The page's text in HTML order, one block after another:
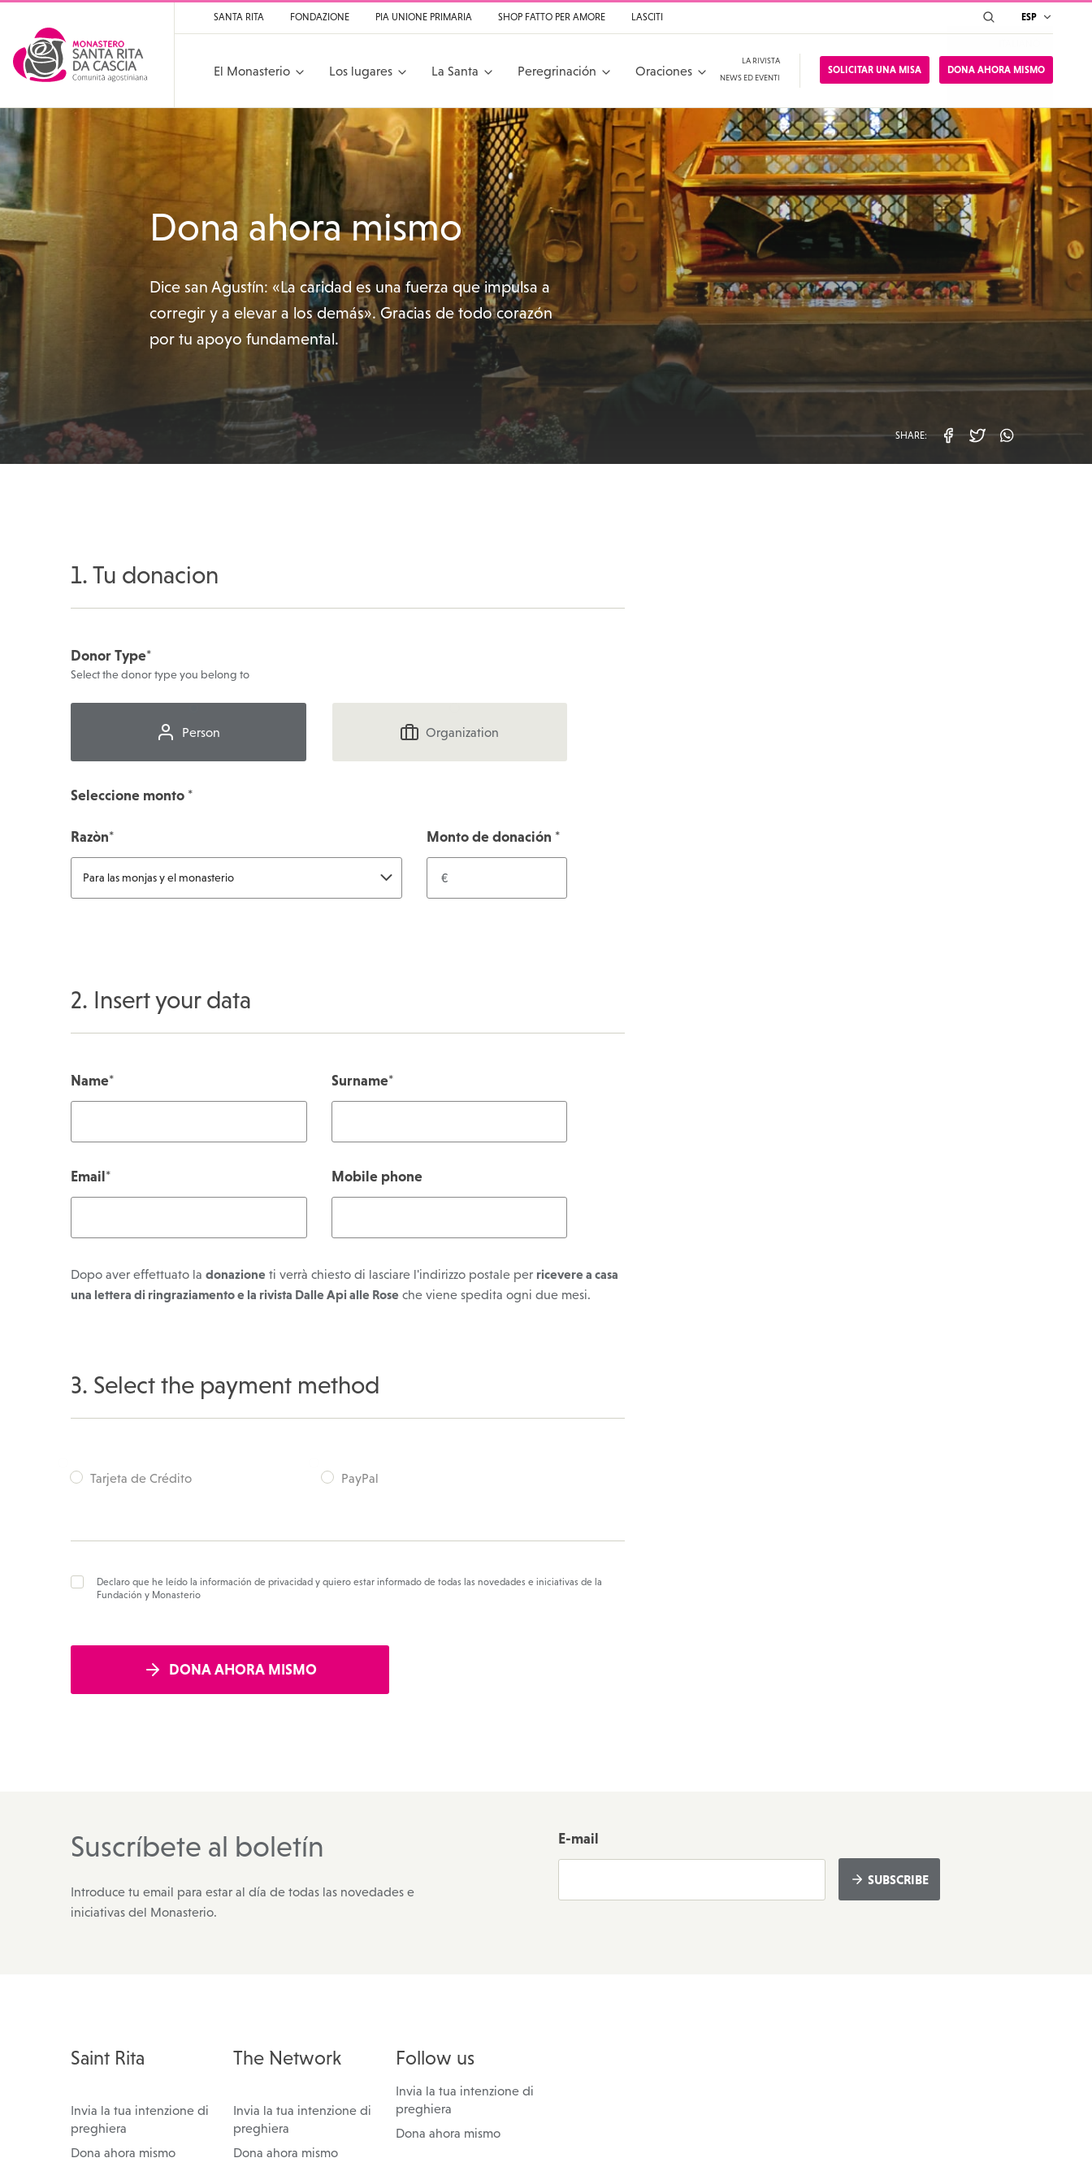
Santa Rita
Santuario di Santa Rita da Cascia
SANTA RITA FONDAZIONE PIA UNIONE PRIMARIA SHOP FATTO PER AMORE LASCITI SEARCH
ESP
ENGLISH
El Monasterio Los lugares La Santa Peregrinación Oraciones
LA RIVISTA
NEWS ED EVENTI
SOLICITAR UNA MISA DONA AHORA MISMO
Dona ahora mismo
Dice san Agustín: «La caridad es una fuerza que impulsa a
corregir y a elevar a los demás». Gracias de todo corazón
por tu apoyo fundamental.
SHARE:
facebook
twitter
1. Tu donacion
Donor Type*
Select the donor type you belong to
Person Organization
Seleccione monto *
Razòn* Monto de donación *
€
2. Insert your data
Name* Surname*
Email* Mobile phone
Dopo aver effettuato la donazione ti verrà chiesto di lasciare l'indirizzo postale per ricevere a casa
una lettera di ringraziamento e la rivista Dalle Api alle Rose che viene spedita ogni due mesi.
3. Select the payment method
Tarjeta de Crédito PayPal
Declaro que he leído la información de privacidad y quiero estar informado de todas las novedades e iniciativas de la
Fundación y Monasterio
DONA AHORA MISMO
Suscríbete al boletín
Introduce tu email para estar al día de todas las novedades e
iniciativas del Monasterio.
E-mail
SUBSCRIBE
Saint Rita
Invia la tua intenzione di
preghiera
Dona ahora mismo
The Network
Invia la tua intenzione di
preghiera
Dona ahora mismo
Follow us
Invia la tua intenzione di
preghiera
Dona ahora mismo